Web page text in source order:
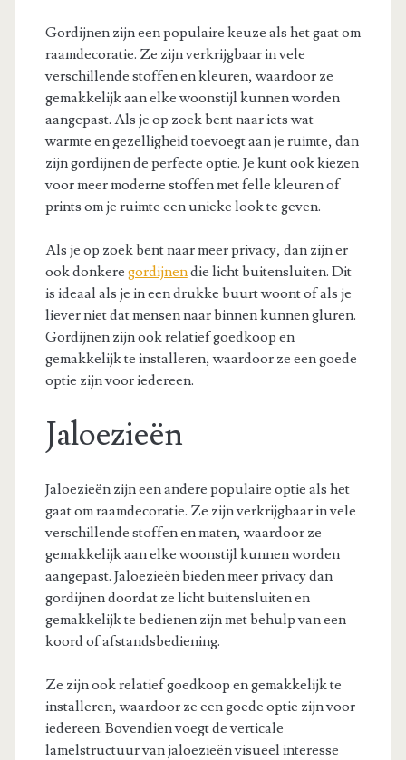
Gordijnen zijn een populaire keuze als het gaat om
raamdecoratie. Ze zijn verkrijgbaar in vele
verschillende stoffen en kleuren, waardoor ze
gemakkelijk aan elke woonstijl kunnen worden
aangepast. Als je op zoek bent naar iets wat
warmte en gezelligheid toevoegt aan je ruimte, dan
zijn gordijnen de perfecte optie. Je kunt ook kiezen
voor meer moderne stoffen met felle kleuren of
prints om je ruimte een unieke look te geven.
Als je op zoek bent naar meer privacy, dan zijn er
ook donkere gordijnendie licht buitensluiten. Dit
is ideaal als je in een drukke buurt woont of als je
liever niet dat mensen naar binnen kunnen gluren.
Gordijnen zijn ook relatief goedkoop en
gemakkelijk te installeren, waardoor ze een goede
optie zijn voor iedereen.
Jaloezieën
Jaloezieën zijn een andere populaire optie als het
gaat om raamdecoratie. Ze zijn verkrijgbaar in vele
verschillende stoffen en maten, waardoor ze
gemakkelijk aan elke woonstijl kunnen worden
aangepast. Jaloezieën bieden meer privacy dan
gordijnen doordat ze licht buitensluiten en
gemakkelijk te bedienen zijn met behulp van een
koord of afstandsbediening.
Ze zijn ook relatief goedkoop en gemakkelijk te
installeren, waardoor ze een goede optie zijn voor
iedereen. Bovendien voegt de verticale
lamelstructuur van jaloezieën visueel interesse